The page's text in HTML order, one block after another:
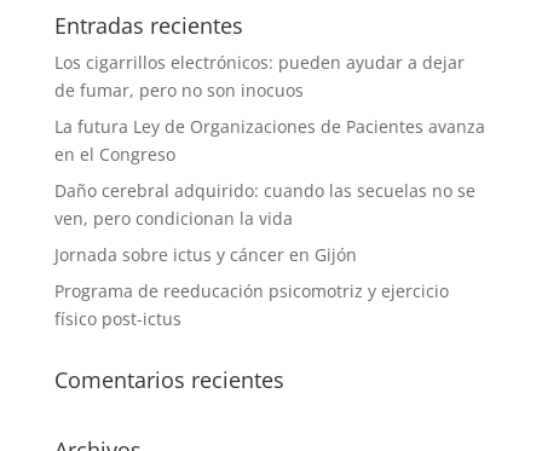
Entradas recientes
Los cigarrillos electrónicos: pueden ayudar a dejar
de fumar, pero no son inocuos
La futura Ley de Organizaciones de Pacientes avanza
en el Congreso
Daño cerebral adquirido: cuando las secuelas no se
ven, pero condicionan la vida
Jornada sobre ictus y cáncer en Gijón
Programa de reeducación psicomotriz y ejercicio
físico post-ictus
Comentarios recientes